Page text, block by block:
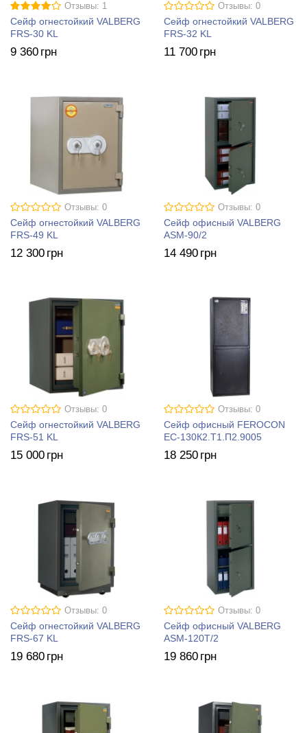
Отзывы: 1
Сейф огнестойкий VALBERG
FRS-30 KL
9 360 грн
Отзывы: 0
Сейф огнестойкий VALBERG
FRS-32 KL
11 700 грн
Отзывы: 0
Сейф огнестойкий VALBERG
FRS-49 KL
12 300 грн
Отзывы: 0
Сейф офисный VALBERG
ASM-90/2
14 490 грн
Отзывы: 0
Сейф огнестойкий VALBERG
FRS-51 KL
15 000 грн
Отзывы: 0
Сейф офисный FEROCON
ЕС-130К2.Т1.П2.9005
18 250 грн
Отзывы: 0
Сейф огнестойкий VALBERG
FRS-67 KL
19 680 грн
Отзывы: 0
Сейф офисный VALBERG
ASM-120T/2
19 860 грн